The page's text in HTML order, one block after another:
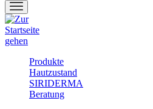
Produkte
Hautzustand
SIRIDERMA
Beratung